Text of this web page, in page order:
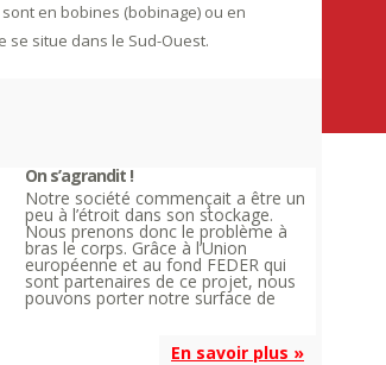
en bobines (bobinage) ou en
se situe dans le Sud-Ouest.
On s’agrandit !
Notre société commençait a être un
peu à l’étroit dans son stockage.
Nous prenons donc le problème à
bras le corps. Grâce à l’Union
européenne et au fond FEDER qui
sont partenaires de ce projet, nous
pouvons porter notre surface de
En savoir plus »